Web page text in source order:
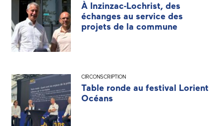
À Inzinzac-Lochrist, des
échanges au service des
projets de la commune
CIRCONSCRIPTION
Table ronde au festival Lorient
Océans